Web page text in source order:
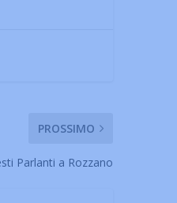
PROSSIMO
Parlanti a Rozzano